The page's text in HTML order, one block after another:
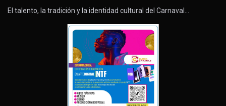
El talento, la tradición y la identidad cultural del Carnaval…